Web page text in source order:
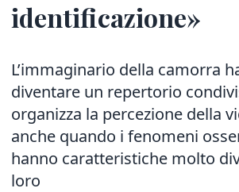
identificazione»
L’immaginario della camorra
diventare un repertorio
organizza la percezione della
anche quando i fenomeni
hanno caratteristiche molto
loro